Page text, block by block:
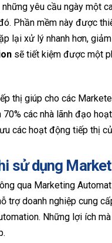
yêu cầu ngày một
Phần mềm này được
lại xử lý nhanh hơn,
sẽ tiết kiệm được một
thị giúp cho các
các nhà lãnh đạo
các hoạt động tiếp thị
sử dụng
qua Marketing
trợ doanh nghiệp cung
Những lợi ích